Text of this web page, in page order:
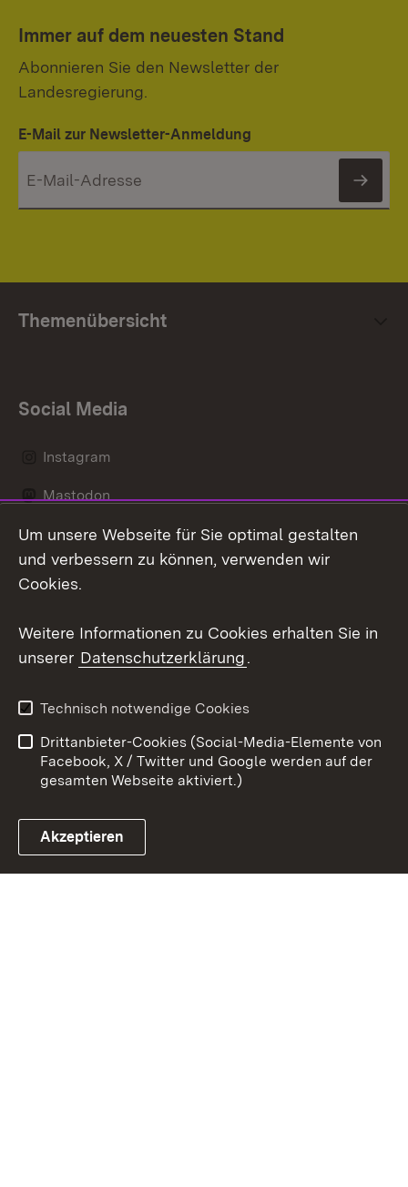
Immer auf dem neuesten Stand
Abonnieren Sie den Newsletter der
Landesregierung.
E-Mail zur Newsletter-Anmeldung
Themenübersicht
Social Media
Instagram
Mastodon
Messenger
Link zum Landesportal
Kontakt
Impressum
Cookies
Um unsere Webseite für Sie optimal gestalten
und verbessern zu können, verwenden wir
Cookies.
Weitere Informationen zu Cookies erhalten Sie in
unserer Datenschutzerklärung.
Technisch notwendige Cookies
Drittanbieter-Cookies (Social-Media-Elemente von
Facebook, X / Twitter und Google werden auf der
gesamten Webseite aktiviert.)
Akzeptieren